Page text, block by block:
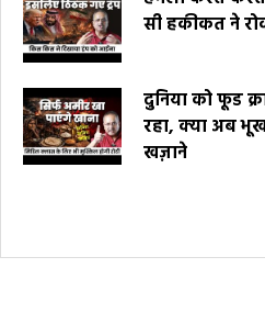
सी हकीकत ने
दुनिया को फूड
रहा, क्या अब
खज़ाने